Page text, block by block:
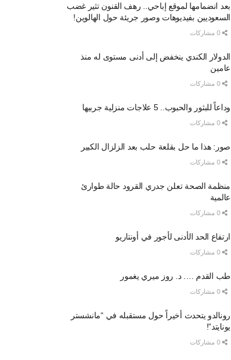
بعد انضمامها لموقع إباحي.. رهف القنون تثير غضب
السعوديين بفيديوهات وصور جريئة حول الهالوين!
الدولار الكندي ينخفض إلى أدنى مستوى له منذ
عامين
وداعاً للبثور والحبوب.. 5 علاجات منزلية جربيها
صور: هذا ما حل بقلعة حلب بعد الزلزال الكبير
منظمة الصحة تعلن جدري القرود حالة طوارئ
عالمية
ارتفاع الحد الأدنى لأجور في أونتاريو
طب القدم …. د. روز ميري يغمور
رونالدو يتحدث أخيراً حول مستقبله في “مانشستر
يونايتد”!